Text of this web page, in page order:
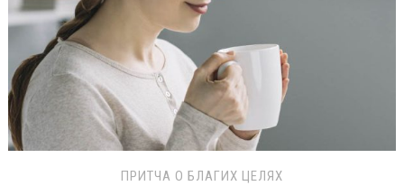
ПРИТЧА О БЛАГИХ ЦЕЛЯХ